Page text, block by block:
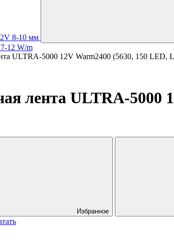
8-10 мм
12 W/m
ULTRA-5000 12V Warm2400 (5630, 150
лента ULTRA-
Избранное